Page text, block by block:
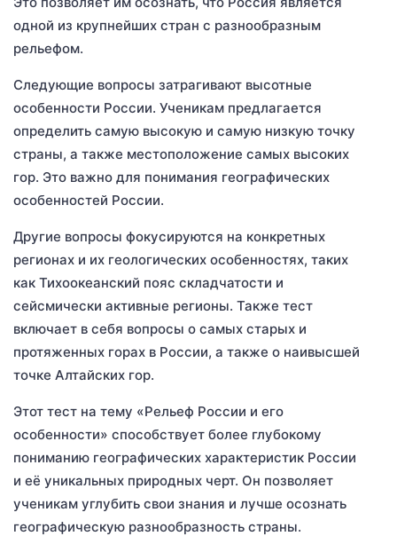
одной из крупнейших стран с разнообразным
рельефом.
Следующие вопросы затрагивают высотные
особенности России. Ученикам предлагается
определить самую высокую и самую низкую точку
страны, а также местоположение самых высоких
гор. Это важно для понимания географических
особенностей России.
Другие вопросы фокусируются на конкретных
регионах и их геологических особенностях, таких
как Тихоокеанский пояс складчатости и
сейсмически активные регионы. Также тест
включает в себя вопросы о самых старых и
протяженных горах в России, а также о наивысшей
точке Алтайских гор.
Этот тест на тему «Рельеф России и его
особенности» способствует более глубокому
пониманию географических характеристик России
и её уникальных природных черт. Он позволяет
ученикам углубить свои знания и лучше осознать
географическую разнообразность страны.